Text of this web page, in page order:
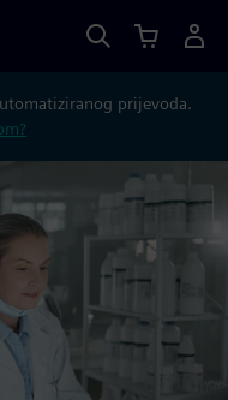
prijevoda.